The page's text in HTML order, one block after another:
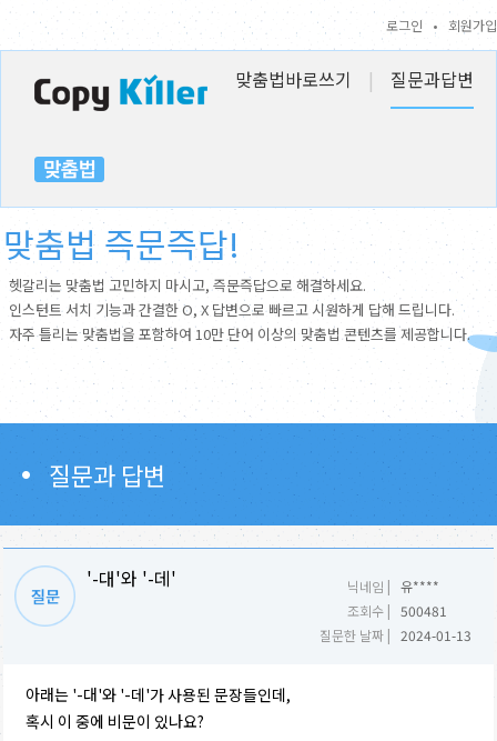
로그인 • 회원가입
맞춤법바로쓰기 | 질문과답변
맞춤법 즉문즉답!
헷갈리는 맞춤법 고민하지 마시고, 즉문즉답으로 해결하세요.
인스턴트 서치 기능과 간결한 O, X 답변으로 빠르고 시원하게 답해 드립니다.
자주 틀리는 맞춤법을 포함하여 10만 단어 이상의 맞춤법 콘텐츠를 제공합니다.
질문과 답변
닉네임 | 유****
조회수 | 500481
질문한 날짜 | 2024-01-13
'-대'와 '-데'
아래는 '-대'와 '-데'가 사용된 문장들인데,
혹시 이 중에 비문이 있나요?